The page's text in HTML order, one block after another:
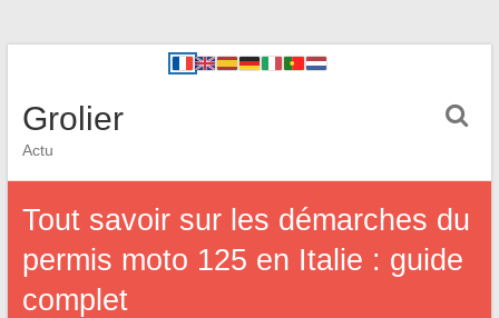
Grolier
Actu
Tout savoir sur les démarches du
permis moto 125 en Italie : guide
complet